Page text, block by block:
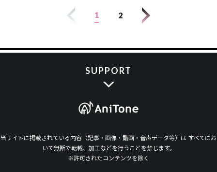
1 2
SUPPORT
当サイトに掲載されている内容（記事・画像・動画・音声データ等）は すべてにお
いて無断で転載、加工などを行うことを禁じます。
※許可されたコンテンツを除く